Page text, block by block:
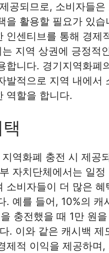
공되므로, 소비자들은
을 활용할 필요가 있습
인센티브를 통해 경제
지역 상권에 긍정적
합니다. 경기지역화폐
발적으로 지역 내에서
역할을 합니다.
역화폐 충전 시 제공
자치단체에서는 일정
소비자들이 더 많은 혜
. 예를 들어, 10%의 캐
충전했을 때 1만 원
. 이와 같은 캐시백 제
제적 이익을 제공하며,